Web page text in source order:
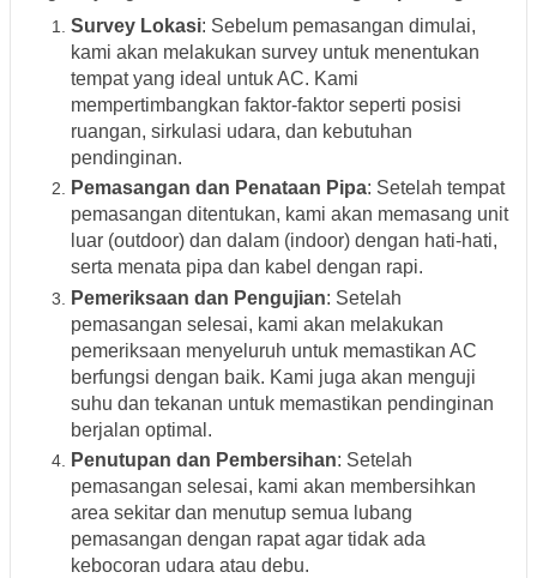
Survey Lokasi: Sebelum pemasangan dimulai,
kami akan melakukan survey untuk menentukan
tempat yang ideal untuk AC. Kami
mempertimbangkan faktor-faktor seperti posisi
ruangan, sirkulasi udara, dan kebutuhan
pendinginan.
Pemasangan dan Penataan Pipa: Setelah tempat
pemasangan ditentukan, kami akan memasang unit
luar (outdoor) dan dalam (indoor) dengan hati-hati,
serta menata pipa dan kabel dengan rapi.
Pemeriksaan dan Pengujian: Setelah
pemasangan selesai, kami akan melakukan
pemeriksaan menyeluruh untuk memastikan AC
berfungsi dengan baik. Kami juga akan menguji
suhu dan tekanan untuk memastikan pendinginan
berjalan optimal.
Penutupan dan Pembersihan: Setelah
pemasangan selesai, kami akan membersihkan
area sekitar dan menutup semua lubang
pemasangan dengan rapat agar tidak ada
kebocoran udara atau debu.